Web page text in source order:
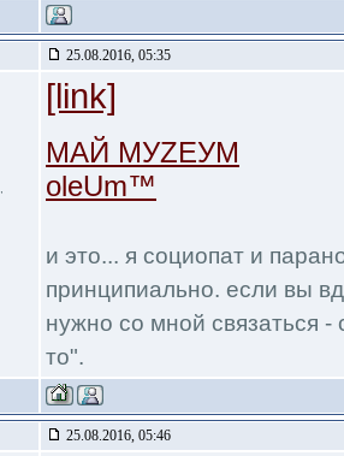
25.08.2016, 05:35
[link]
МАЙ МУZЕУМ
oleUm™
и это... я социопат и
принципиально. если вы
нужно со мной связаться
то".
25.08.2016, 05:46